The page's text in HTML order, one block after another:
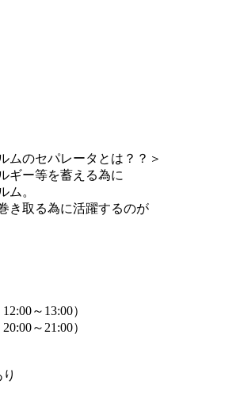
ムのセパレータとは？？＞
ギー等を蓄える為に
ム。
き取る為に活躍するのが
～13:00）
～21:00）